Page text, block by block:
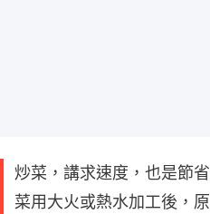
炒菜，講求速度，也是節
菜用大火或熱水加工後，